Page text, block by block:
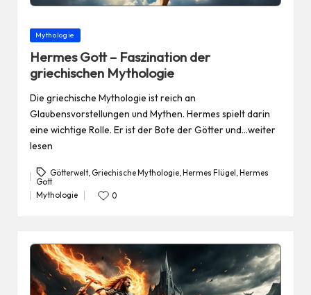
Posted
Mythologie
Hermes Gott – Faszination der
griechischen Mythologie
Die griechische Mythologie ist reich an
Glaubensvorstellungen und Mythen. Hermes spielt darin
eine wichtige Rolle. Er ist der Bote der Götter und…weiter
lesen
Tags:
Götterwelt, Griechische Mythologie ,Hermes Flügel ,Hermes
Gott
Posted
Mythologie 0